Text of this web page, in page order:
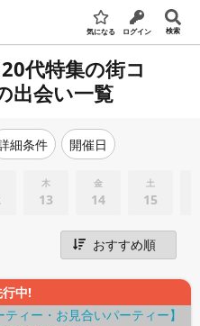
気になる ログイン 検索
代特集の街コ
出会い一覧
細条件 開催日
木
13
金
14
土
15
中!